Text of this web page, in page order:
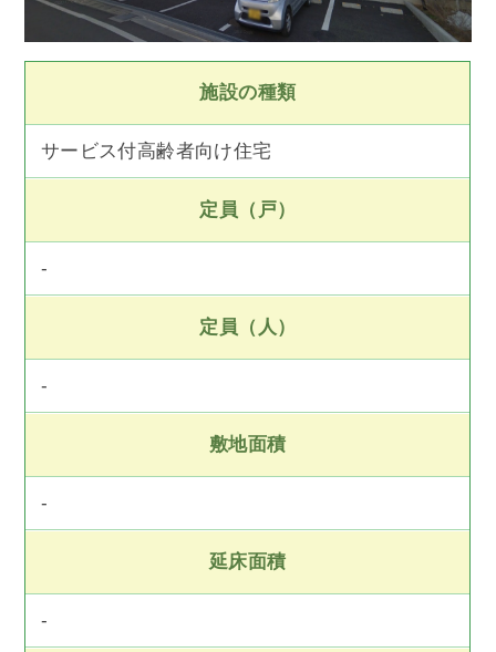
施設の種類
サービス付高齢者向け住宅
定員（戸）
-
定員（人）
-
敷地面積
-
延床面積
-